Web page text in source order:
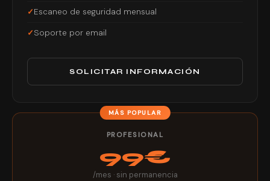
Escaneo de seguridad mensual
Soporte por email
SOLICITAR INFORMACIÓN
PROFESIONAL
99€
/mes · sin permanencia